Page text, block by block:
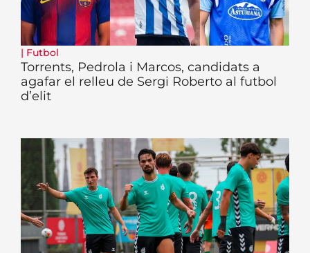
| Futbol
Torrents, Pedrola i Marcos, candidats a
agafar el relleu de Sergi Roberto al futbol
d’elit